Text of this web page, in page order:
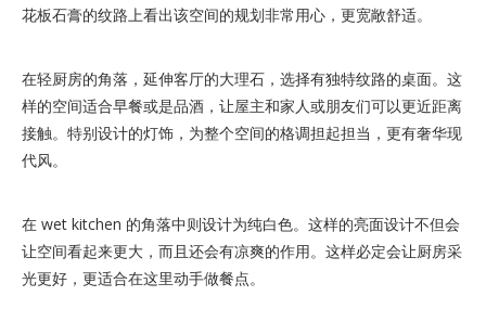
花板石膏的纹路上看出该空间的规划非常用心，更宽敞舒适。
在轻厨房的角落，延伸客厅的大理石，选择有独特纹路的桌面。这
样的空间适合早餐或是品酒，让屋主和家人或朋友们可以更近距离
接触。特别设计的灯饰，为整个空间的格调担起担当，更有奢华现
代风。
在 wet kitchen 的角落中则设计为纯白色。这样的亮面设计不但会
让空间看起来更大，而且还会有凉爽的作用。这样必定会让厨房采
光更好，更适合在这里动手做餐点。